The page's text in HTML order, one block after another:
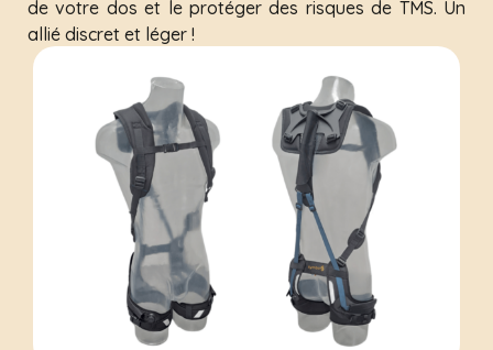
de votre dos et le protéger des risques de TMS. Un
allié discret et léger !